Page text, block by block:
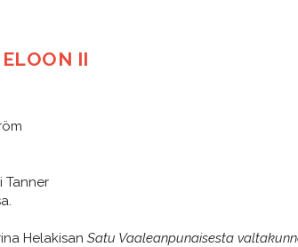
II
Tanner
Helakisan Satu Vaaleanpunaisesta